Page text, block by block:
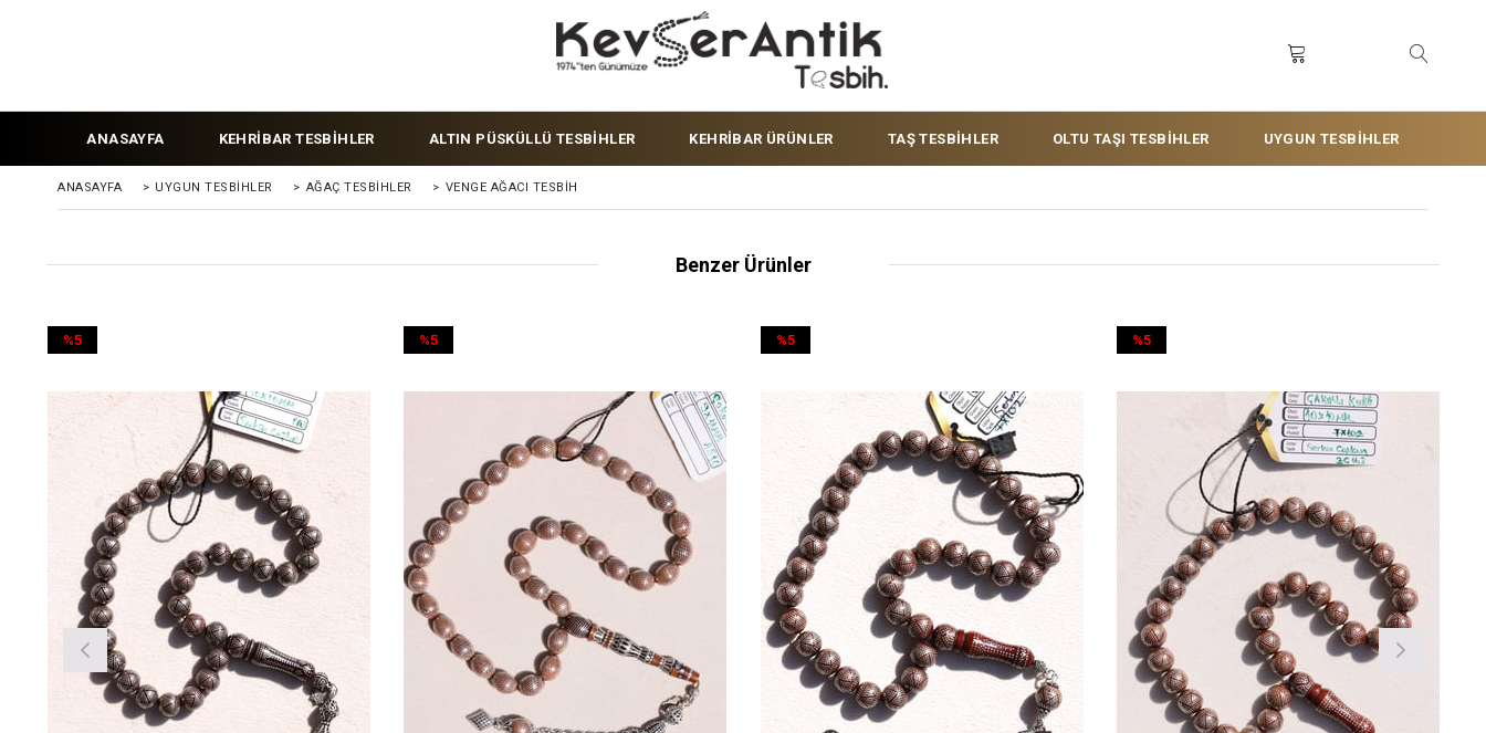
ANASAYFA KEHRİBAR TESBİHLER ALTIN PÜSKÜLLÜ TESBİHLER KEHRİBAR ÜRÜNLER TAŞ TESBİHLER OLTU TAŞI TESBİHLER UYGUN TESBİHLER
ANASAYFA > UYGUN TESBİHLER > AĞAÇ TESBİHLER > VENGE AĞACI TESBIH
Benzer Ürünler
%5
%5İndirim
%5
%5İndirim
%5
%5
%5İndirim